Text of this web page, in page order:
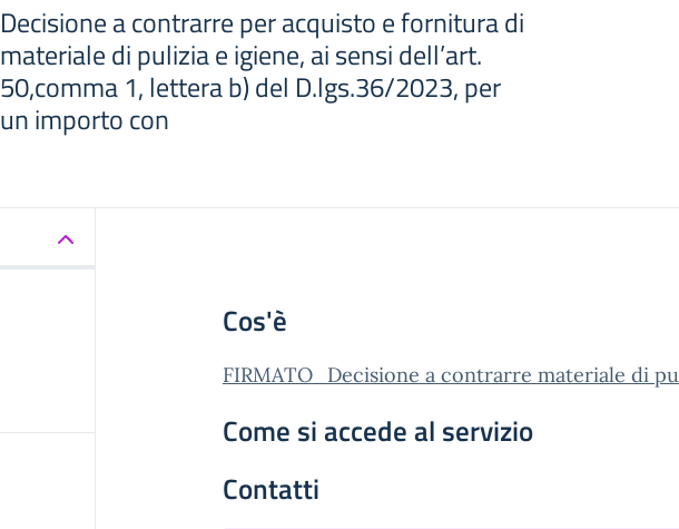
Decisione a contrarre per acquisto e fornitura di
materiale di pulizia e igiene, ai sensi dell’art.
50,comma 1, lettera b) del D.lgs.36/2023, per
un importo con
Cos'è
FIRMATO_Decisione a contrarre materiale di
Come si accede al servizio
Contatti